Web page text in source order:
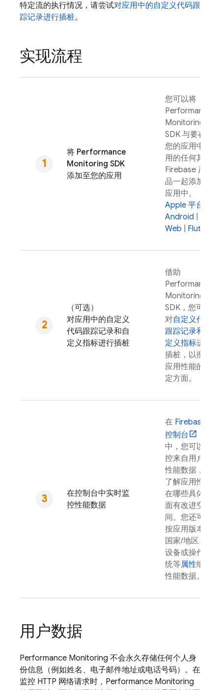
特定流的执行情况，请尝试对应用中的自定义代码跟
踪记录进行插桩。
实现流程
将 Performance
Monitoring SDK
添加至您的应用
您可以将
Performance
Monitoring
SDK 与要在
您的应用中使
用的任何其他
Firebase 产
品一起添加到
应用中。
Apple 平台
Android
Web
Flutter
（可选）
对应用中的自定义
代码跟踪记录和自
定义指标进行插桩
借助
Performance
Monitoring
SDK，您可以
对自定义代码
跟踪记录和自
定义指标进行
插桩，以衡量
应用性能的特
定方面。
在控制台中实时监
控性能数据
在 Firebase
控制台
中，您可以监
控来自用户的
性能数据，以
了解应用性能
在哪些具体方
面有改进空
间。您还可以
按应用版本、
国家/地区、
设备或操作系
统等属性细分
性能数据。
用户数据
Performance Monitoring 不会永久存储任何个人身
份信息（例如姓名、电子邮件地址或电话号码）。在
监控 HTTP 网络请求时， Performance Monitoring